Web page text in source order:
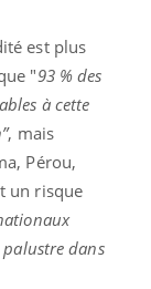
est plus
"93 % des
à cette
, mais
Pérou,
un risque
palustre dans